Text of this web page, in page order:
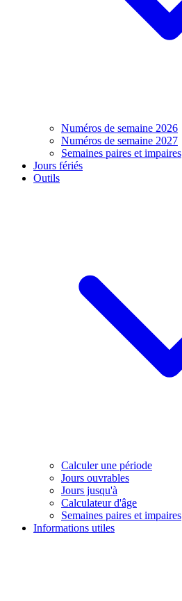
Numéros de semaine 2026
Numéros de semaine 2027
Semaines paires et impaires
Jours fériés
Outils
Calculer une période
Jours ouvrables
Jours jusqu'à
Calculateur d'âge
Semaines paires et impaires
Informations utiles